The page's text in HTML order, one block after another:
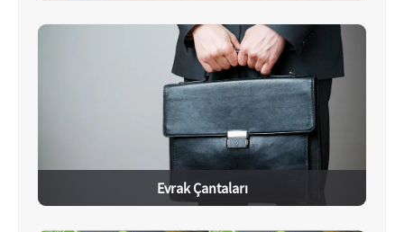
Evrak Çantaları